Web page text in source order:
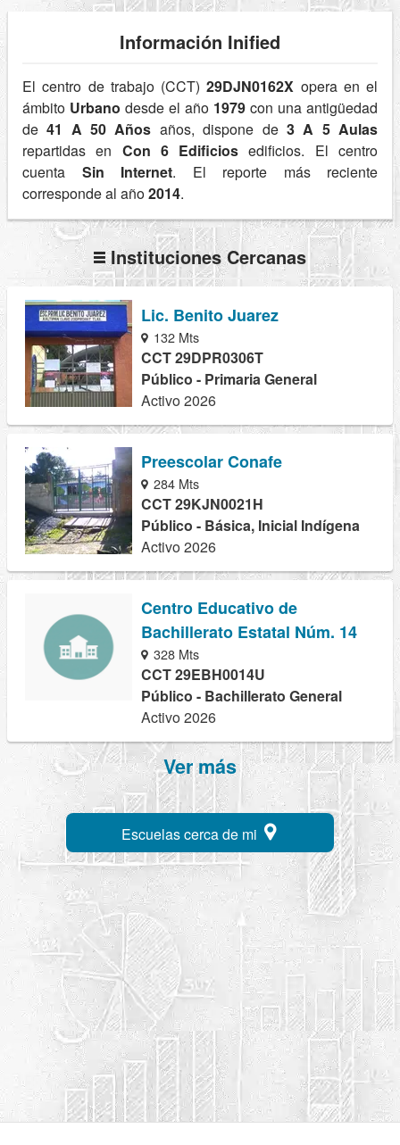
Información Inified
El centro de trabajo (CCT)29DJN0162X opera en el
ámbito Urbano desde el año 1979 con una antigüedad
de41 A 50 Años años, dispone de 3 A 5 Aulas
repartidas en Con 6 Edificios edificios. El centro
cuenta Sin Internet. El reporte más reciente
corresponde al año2014.
Instituciones Cercanas
Lic. Benito Juarez
132 Mts
CCT 29DPR0306T
Público - Primaria General
Activo 2026
Preescolar Conafe
284 Mts
CCT 29KJN0021H
Público - Básica, Inicial Indígena
Activo 2026
Centro Educativo de
Bachillerato Estatal Núm. 14
328 Mts
CCT 29EBH0014U
Público - Bachillerato General
Activo 2026
Ver más
Escuelas cerca de mi